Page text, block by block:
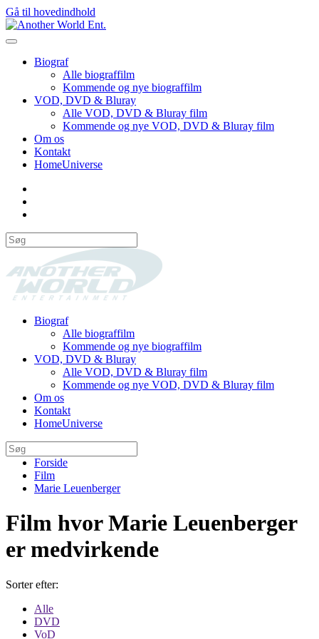
Gå til hovedindhold
Biograf
Alle biograffilm
Kommende og nye biograffilm
VOD, DVD & Bluray
Alle VOD, DVD & Bluray film
Kommende og nye VOD, DVD & Bluray film
Om os
Kontakt
HomeUniverse
Biograf
Alle biograffilm
Kommende og nye biograffilm
VOD, DVD & Bluray
Alle VOD, DVD & Bluray film
Kommende og nye VOD, DVD & Bluray film
Om os
Kontakt
HomeUniverse
Forside
Film
Marie Leuenberger
Film hvor Marie Leuenberger
er medvirkende
Sorter efter:
Alle
DVD
VoD